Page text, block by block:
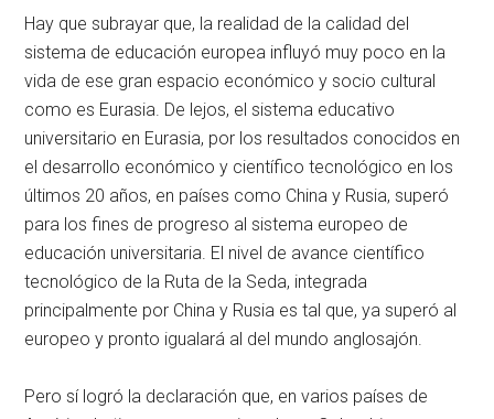
Hay que subrayar que, la realidad de la calidad del
sistema de educación europea influyó muy poco en la
vida de ese gran espacio económico y socio cultural
como es Eurasia. De lejos, el sistema educativo
universitario en Eurasia, por los resultados conocidos en
el desarrollo económico y científico tecnológico en los
últimos 20 años, en países como China y Rusia, superó
para los fines de progreso al sistema europeo de
educación universitaria. El nivel de avance científico
tecnológico de la Ruta de la Seda, integrada
principalmente por China y Rusia es tal que, ya superó al
europeo y pronto igualará al del mundo anglosajón.
Pero sí logró la declaración que, en varios países de